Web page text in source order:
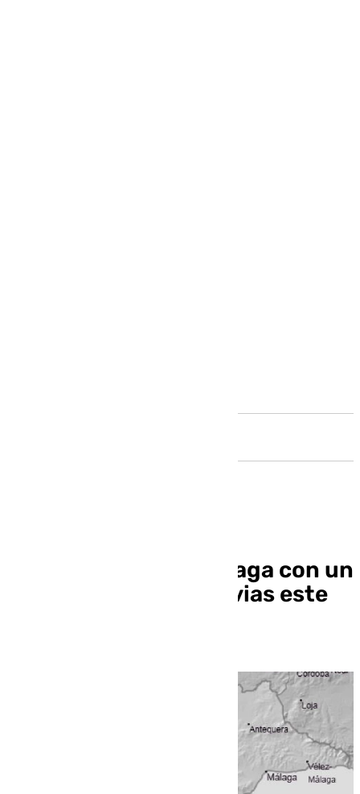
Tiempo dispar en Málaga con un
aviso amarillo por lluvias este